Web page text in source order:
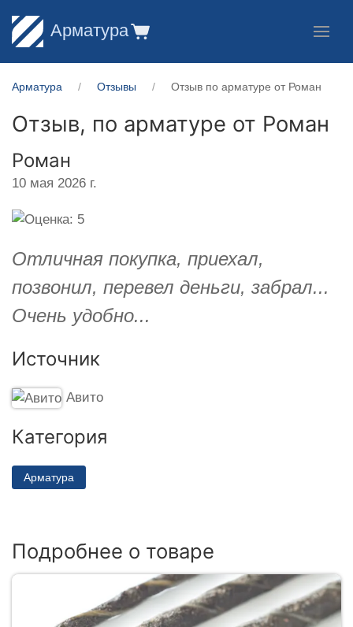
Арматура
Арматура Отзывы Отзыв по арматуре от Роман
Отзыв, по арматуре от Роман
Роман
10 мая 2026 г.
Отличная покупка, приехал,
позвонил, перевел деньги, забрал...
Очень удобно...
Источник
Авито
Категория
Арматура
Подробнее о товаре